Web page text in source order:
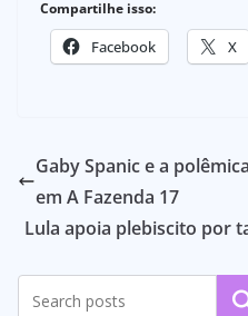
Compartilhe isso:
Facebook X
Gaby Spanic e a
em A Fazenda 17
Lula apoia plebiscito por